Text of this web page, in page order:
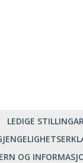
LEDIGE STILLINGAR
OG